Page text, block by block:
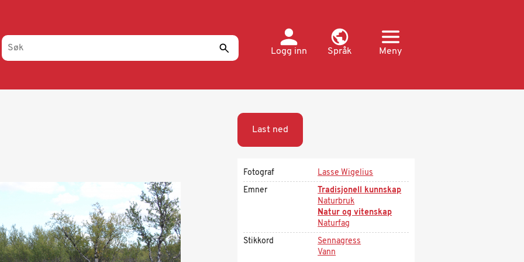
Logg inn
Språk Meny
Last ned
Fotograf
Lasse Wigelius
Emner
Tradisjonell kunnskap
Naturbruk
Natur og vitenskap
Naturfag
Stikkord
Sennagress
Vann